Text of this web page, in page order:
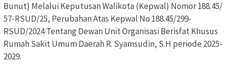
Bunut) Melalui Keputusan Walikota (Kepwal) Nomor 188.45/
57-RSUD/25, Perubahan Atas Kepwal No 188.45/299-
RSUD/2024 Tentang Dewan Unit Organisasi Berisfat Khusus
Rumah Sakit Umum Daerah R. Syamsudin, S.H periode 2025-
2029.